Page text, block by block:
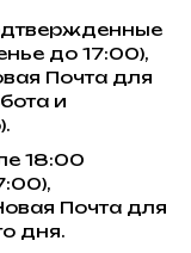
до 17:00),
Почта для
и
18:00
Почта для
дня.